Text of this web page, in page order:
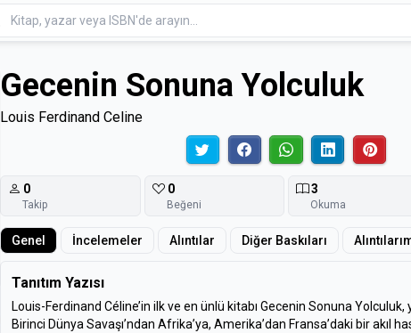
Gecenin Sonuna Yolculuk
Louis Ferdinand Celine
0
Takip
0
Beğeni
3
Okuma
Genel İncelemeler Alıntılar Diğer Baskıları
Tanıtım Yazısı
Louis-Ferdinand Céline’in ilk ve en ünlü kitabı Gecenin Sonuna Yolculuk,
Birinci Dünya Savaşı’ndan Afrika’ya, Amerika’dan Fransa’daki bir akıl